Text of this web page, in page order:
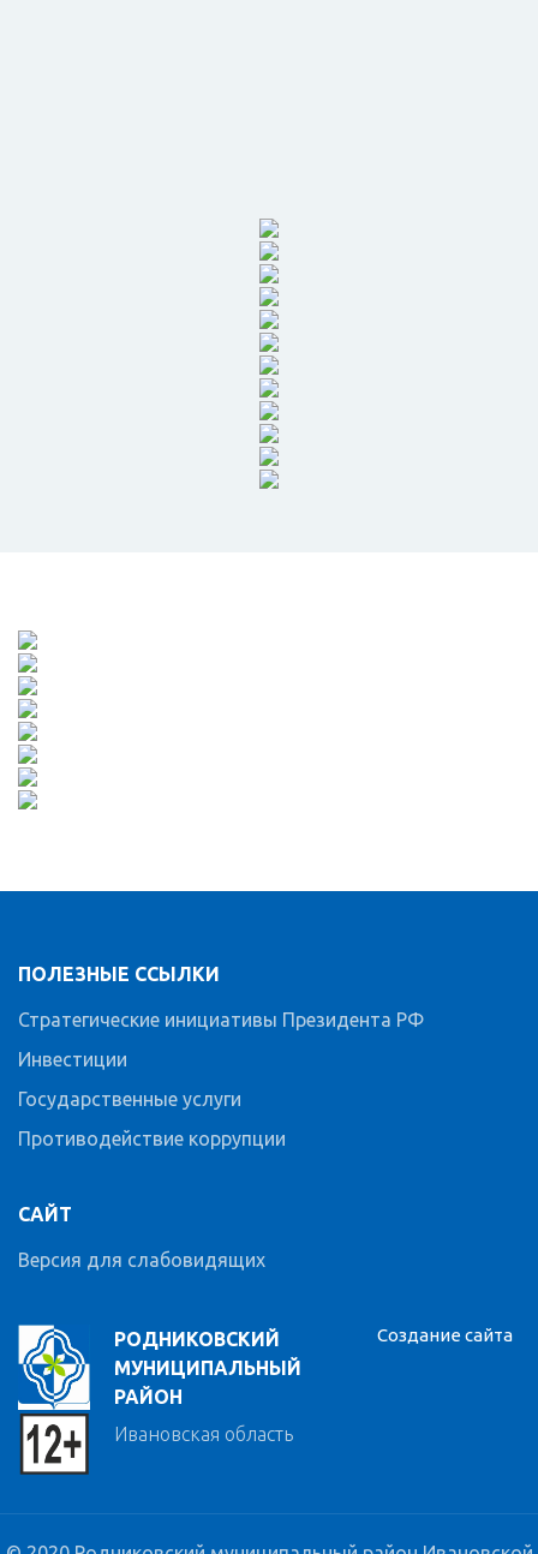
РОДНИКОВСКИЙ
МУНИЦИПАЛЬНЫЙ
РАЙОН
Ивановская область
ПОЛЕЗНЫЕ ССЫЛКИ
Стратегические инициативы Президента РФ
Инвестиции
Государственные услуги
Противодействие коррупции
САЙТ
Версия для слабовидящих
Создание сайта